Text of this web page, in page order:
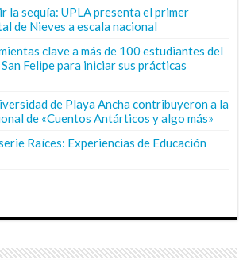
la sequía: UPLA presenta el primer
de Nieves a escala nacional
clave a más de 100 estudiantes del
Felipe para iniciar sus prácticas
de Playa Ancha contribuyeron a la
de «Cuentos Antárticos y algo más»
Raíces: Experiencias de Educación